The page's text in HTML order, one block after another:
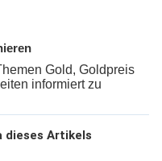
Gold, Goldpreis
informiert zu
dieses Artikels